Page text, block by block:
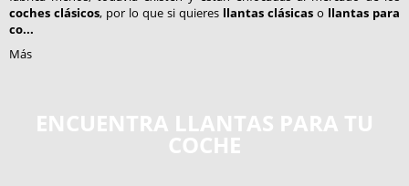
coches clásicos, por lo que si quieres llantas clásicas o llantas para
co...
Más
ENCUENTRA LLANTAS PARA TU
COCHE